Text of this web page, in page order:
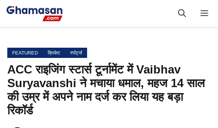
Skip
FEATURED क्रिकेट स्पोर्ट्स
ACC राइजिंग स्टार्स टूर्नामेंट में Vaibhav
Suryavanshi ने मचाया धमाल, महज 14 साल
की उम्र में अपने नाम दर्ज कर लिया यह बड़ा
रिकॉर्ड